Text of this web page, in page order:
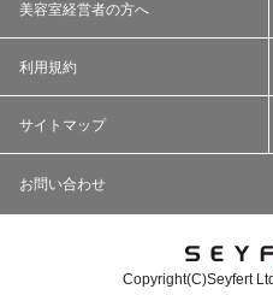
美容室経営者の方へ
利用規約
サイトマップ
お問い合わせ
Copyright(C)Seyfert